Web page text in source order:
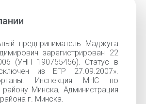
предприниматель Маджуга
зарегистрирован 22
(УНП 190755456). Статус в
из ЕГР 27.09.2007».
Инспекция МНС по
Минска, Администрация
г. Минска.